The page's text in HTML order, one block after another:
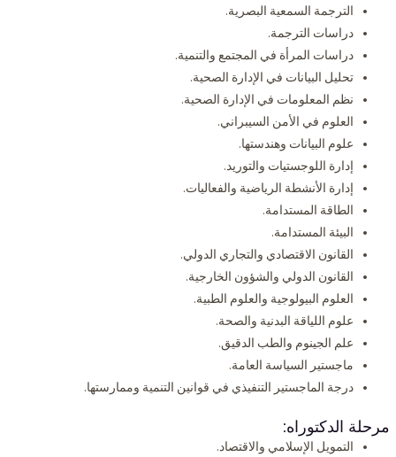
الترجمة السمعية البصرية.
دراسات الترجمة.
دراسات المرأة في المجتمع والتنمية.
تحليل البيانات في الإدارة الصحية.
نظم المعلومات في الإدارة الصحية.
العلوم في الأمن السيبراني.
علوم البيانات وهندستها.
إدارة اللوجستيات والتوريد.
إدارة الأنشطة الرياضية والفعاليات.
الطاقة المستدامة.
البيئة المستدامة.
القانون الاقتصادي والتجاري الدولي.
القانون الدولي والشؤون الخارجية.
العلوم البيولوجية والعلوم الطبية.
علوم اللياقة البدنية والصحة.
علم الجينوم والطب الدقيق.
ماجستير السياسة العامة.
درجة الماجستير التنفيذي في قوانين التنمية وممارستها.
مرحلة الدكتوراه:
التمويل الإسلامي والاقتصاد.